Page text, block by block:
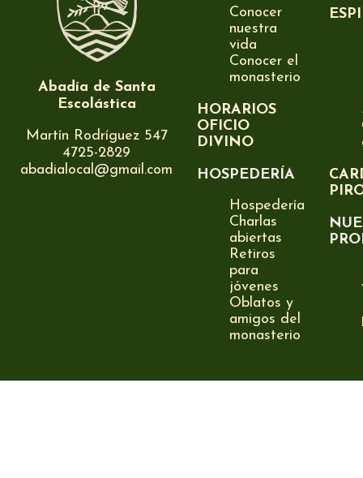
Abadía de Santa
Escolástica
Martín Rodríguez 547
4725-2829
abadialocal@gmail.com
Conocer
nuestra
vida
Conocer el
monasterio
HORARIOS
OFICIO
DIVINO
HOSPEDERÍA
Hospedería
Charlas
abiertas
Retiros
para
jóvenes
Oblatos y
amigos del
monasterio